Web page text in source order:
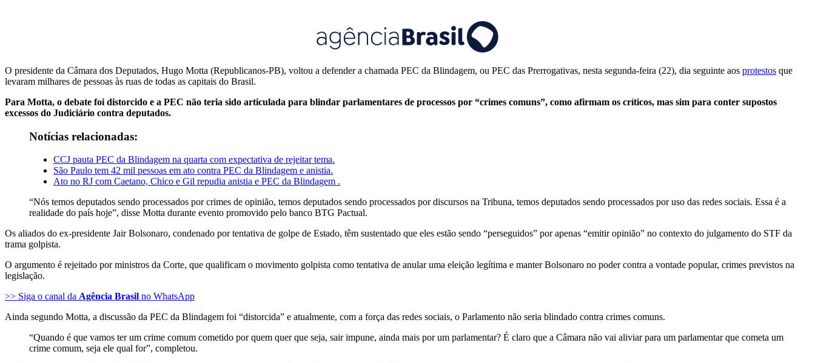
O presidente da Câmara dos Deputados, Hugo Motta (Republicanos-PB), voltou a defender a chamada PEC da Blindagem, ou PEC das Prerrogativas, nesta segunda-feira (22), dia seguinte aos protestos que
levaram milhares de pessoas às ruas de todas as capitais do Brasil.
Para Motta, o debate foi distorcido e a PEC não teria sido articulada para blindar parlamentares de processos por “crimes comuns”, como afirmam os críticos, mas sim para conter supostos
excessos do Judiciário contra deputados.
Notícias relacionadas:
CCJ pauta PEC da Blindagem na quarta com expectativa de rejeitar tema.
São Paulo tem 42 mil pessoas em ato contra PEC da Blindagem e anistia.
Ato no RJ com Caetano, Chico e Gil repudia anistia e PEC da Blindagem .
“Nós temos deputados sendo processados por crimes de opinião, temos deputados sendo processados por discursos na Tribuna, temos deputados sendo processados por uso das redes sociais. Essa é a
realidade do país hoje”, disse Motta durante evento promovido pelo banco BTG Pactual.
Os aliados do ex-presidente Jair Bolsonaro, condenado por tentativa de golpe de Estado, têm sustentado que eles estão sendo “perseguidos” por apenas “emitir opinião” no contexto do julgamento do STF da
trama golpista.
O argumento é rejeitado por ministros da Corte, que qualificam o movimento golpista como tentativa de anular uma eleição legítima e manter Bolsonaro no poder contra a vontade popular, crimes previstos na
legislação.
>> Siga o canal da Agência Brasil no WhatsApp
Ainda segundo Motta, a discussão da PEC da Blindagem foi “distorcida” e atualmente, com a força das redes sociais, o Parlamento não seria blindado contra crimes comuns.
“Quando é que vamos ter um crime comum cometido por quem quer que seja, sair impune, ainda mais por um parlamentar? É claro que a Câmara não vai aliviar para um parlamentar que cometa um
crime comum, seja ele qual for”, completou.